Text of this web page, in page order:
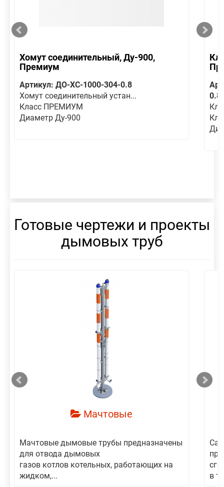
Хомут соединительный, Ду-900,
Премиум
Артикул: ДО-ХС-1000-304-0.8
Хомут соединительный устан...
Класс ПРЕМИУМ
Диаметр Ду-900
Готовые чертежи и проекты
дымовых труб
Мачтовые
Мачтовые дымовые трубы предназначены
для отвода дымовых
газов котлов котельных, работающих на
жидком,...
в